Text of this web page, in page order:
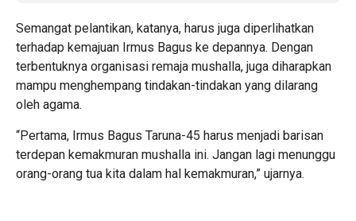
Semangat pelantikan, katanya, harus juga diperlihatkan
terhadap kemajuan Irmus Bagus ke depannya. Dengan
terbentuknya organisasi remaja mushalla, juga diharapkan
mampu menghempang tindakan-tindakan yang dilarang
oleh agama.
“Pertama, Irmus Bagus Taruna-45 harus menjadi barisan
terdepan kemakmuran mushalla ini. Jangan lagi menunggu
orang-orang tua kita dalam hal kemakmuran,” ujarnya.